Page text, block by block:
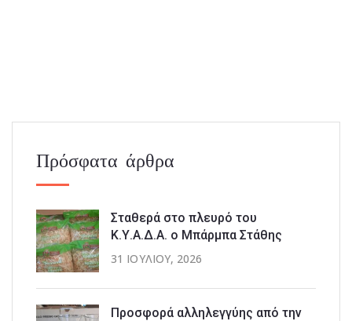
Πρόσφατα άρθρα
Σταθερά στο πλευρό του
Κ.Υ.Α.Δ.Α. ο Μπάρμπα Στάθης
31 ΙΟΥΛΊΟΥ, 2026
Προσφορά αλληλεγγύης από την